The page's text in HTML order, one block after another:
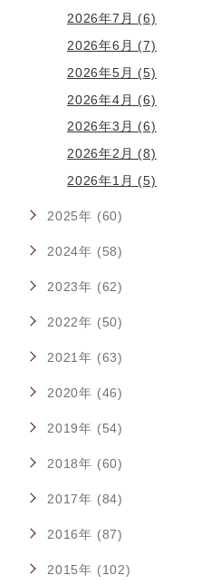
2026年7月 (6)
2026年6月 (7)
2026年5月 (5)
2026年4月 (6)
2026年3月 (6)
2026年2月 (8)
2026年1月 (5)
2025年 (60)
2024年 (58)
2023年 (62)
2022年 (50)
2021年 (63)
2020年 (46)
2019年 (54)
2018年 (60)
2017年 (84)
2016年 (87)
2015年 (102)